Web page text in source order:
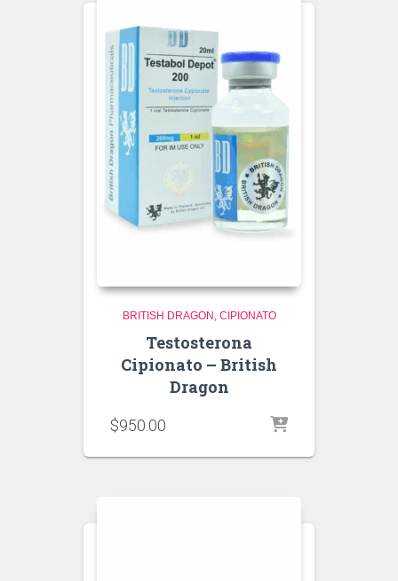
BRITISH DRAGON CIPIONATO
Testosterona
Cipionato – British
Dragon
$950.00